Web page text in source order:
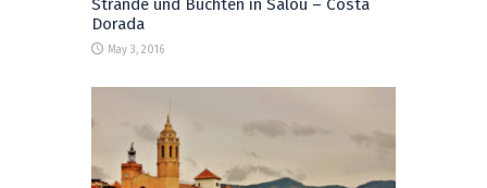
Strände und Buchten in Salou – Costa
Dorada
May 3, 2016